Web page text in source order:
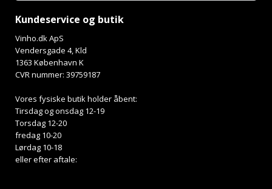
Kundeservice og butik
Vinho.dk ApS
Vendersgade 4, Kld
1363 København K
CVR nummer: 39759187
Vores fysiske butik holder åbent:
Tirsdag og onsdag 12-19
Torsdag 12-20
fredag 10-20
Lørdag 10-18
eller efter aftale: